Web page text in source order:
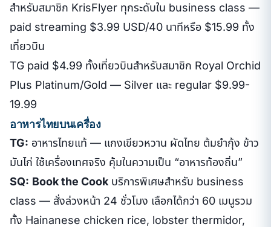
สำหรับสมาชิก KrisFlyer ทุกระดับใน business class —
paid streaming $3.99 USD/40 นาทีหรือ $15.99 ทั้ง
เที่ยวบิน
TG paid $4.99 ทั้งเที่ยวบินสำหรับสมาชิก Royal Orchid
Plus Platinum/Gold — Silver และ regular $9.99-
19.99
อาหารไทยบนเครื่อง
TG: อาหารไทยแท้ — แกงเขียวหวาน ผัดไทย ต้มยำกุ้ง ข้าว
มันไก่ ใช้เครื่องเทศจริง คุ้มในความเป็น “อาหารท้องถิ่น”
SQ: Book the Cook บริการพิเศษสำหรับ business
class — สั่งล่วงหน้า 24 ชั่วโมง เลือกได้กว่า 60 เมนูรวม
ทั้ง Hainanese chicken rice, lobster thermidor,